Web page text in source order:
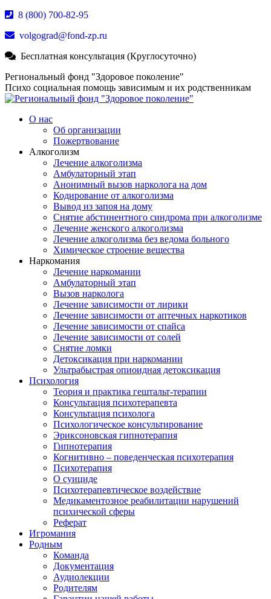
Перейти
содержанию
8 (800) 700-82-95
volgograd@fond-zp.ru
Бесплатная консультация (Круглосуточно)
Страница
Whatsapp
открывается
новом
Страница
Телеграм
открывается
новом
Страница
YouTube
открывается
новом
Региональный фонд "Здоровое поколение"
Психо социальная помощь зависимым и их родственникам
О нас
Об организации
Пожертвование
Алкоголизм
Лечение алкоголизма
Амбулаторный этап
Анонимный вызов нарколога на дом
Кодирование от алкоголизма
Вывод из запоя на дому
Снятие абстинентного синдрома при алкоголизме
Лечение женского алкоголизма
Лечение алкоголизма без ведома больного
Химическое строение вещества
Наркомания
Лечение наркомании
Амбулаторный этап
Вызов нарколога
Лечение зависимости от лирики
Лечение зависимости от аптечных наркотиков
Лечение зависимости от спайса
Лечение зависимости от солей
Снятие ломки
Детоксикация при наркомании
Ультрабыстрая опиоидная детоксикация
Психология
Теория и практика гештальт-терапии
Консультация психотерапевта
Консультация психолога
Психологическое консультирование
Эриксоновская гипнотерапия
Гипнотерапия
Когнитивно – поведенческая психотерапия
Психотерапия
О суициде
Психотерапевтическое воздействие
Медикаментозное реабилитации нарушений
психической сферы
Реферат
Игромания
Родным
Команда
Документация
Аудиолекции
Родителям